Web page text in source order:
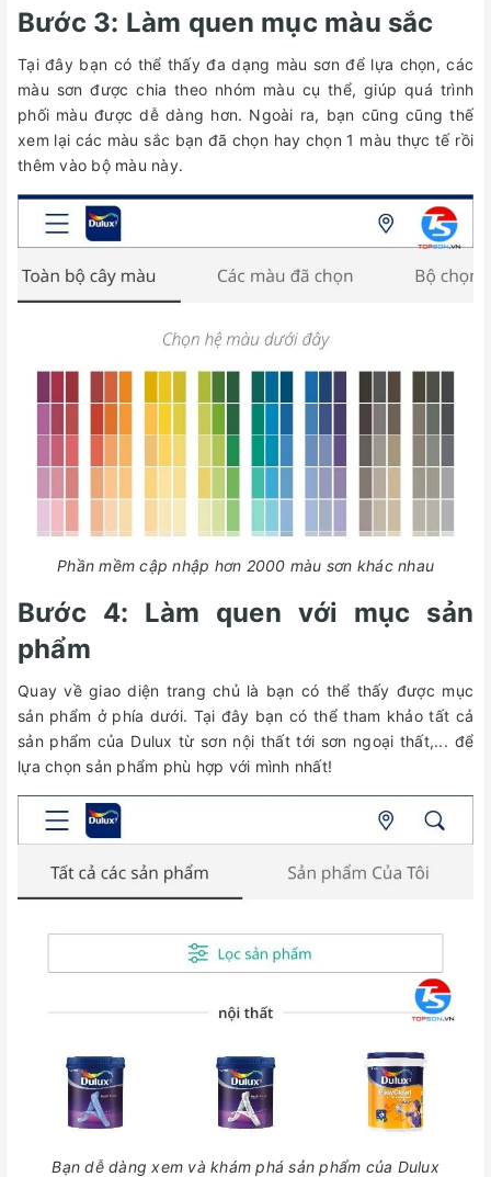
Bước 3: Làm quen mục màu sắc
Tại đây bạn có thể thấy đa dạng màu sơn để lựa chọn, các
màu sơn được chia theo nhóm màu cụ thể, giúp quá trình
phối màu được dễ dàng hơn. Ngoài ra, bạn cũng cũng thế
xem lại các màu sắc bạn đã chọn hay chọn 1 màu thực tế rồi
thêm vào bộ màu này.
Phần mềm cập nhập hơn 2000 màu sơn khác nhau
Bước 4: Làm quen với mục sản
phẩm
Quay về giao diện trang chủ là bạn có thể thấy được mục
sản phẩm ở phía dưới. Tại đây bạn có thể tham khảo tất cả
sản phẩm của Dulux từ sơn nội thất tới sơn ngoại thất,... để
lựa chọn sản phẩm phù hợp với mình nhất!
Bạn dễ dàng xem và khám phá sản phẩm của Dulux